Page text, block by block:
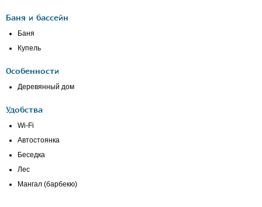
Баня и бассейн
Баня
Купель
Особенности
Деревянный дом
Удобства
Wi-Fi
Автостоянка
Беседка
Лес
Мангал (барбекю)